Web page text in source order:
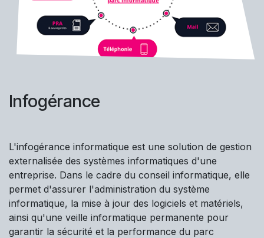
Infogérance
L'infogérance informatique est une solution de gestion
externalisée des systèmes informatiques d'une
entreprise. Dans le cadre du conseil informatique, elle
permet d'assurer l'administration du système
informatique, la mise à jour des logiciels et matériels,
ainsi qu'une veille informatique permanente pour
garantir la sécurité et la performance du parc